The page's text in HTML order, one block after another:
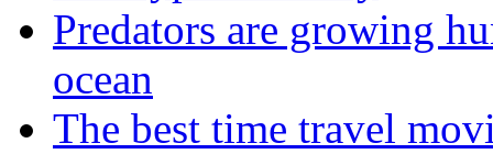
Predators are growing
ocean
The best time travel